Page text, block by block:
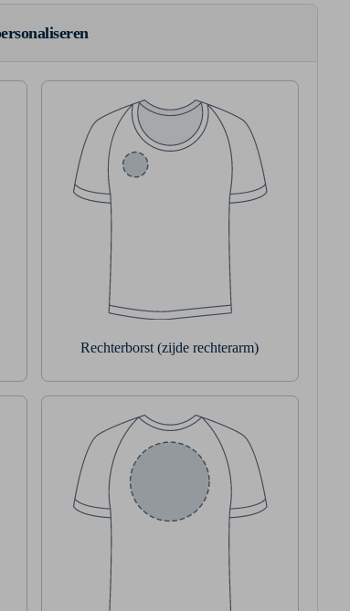
Rechterborst (zijde rechterarm)